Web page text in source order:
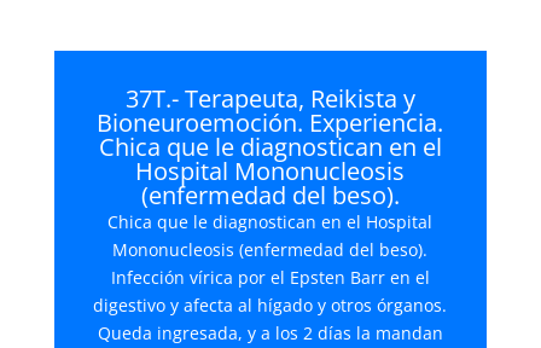
37T.- Terapeuta, Reikista y
Bioneuroemoción. Experiencia.
Chica que le diagnostican en el
Hospital Mononucleosis
(enfermedad del beso).
Chica que le diagnostican en el Hospital
Mononucleosis (enfermedad del beso).
Infección vírica por el Epsten Barr en el
digestivo y afecta al hígado y otros órganos.
Queda ingresada, y a los 2 días la mandan